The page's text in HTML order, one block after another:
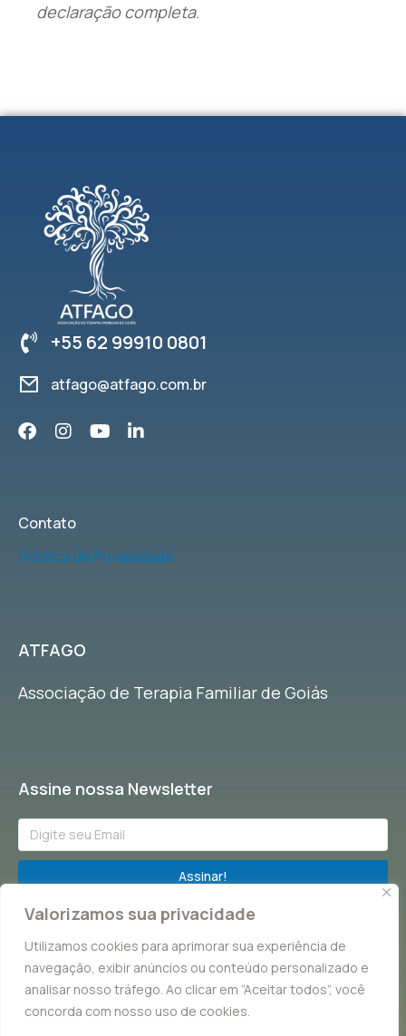
Valorizamos sua privacidade
Utilizamos cookies para aprimorar sua experiência de
navegação, exibir anúncios ou conteúdo personalizado e
analisar nosso tráfego. Ao clicar em “Aceitar todos”, você
concorda com nosso uso de cookies.
declaração completa.
+55 62 99910 0801
atfago@atfago.com.br
Contato
Política de Privacidade
ATFAGO
Associação de Terapia Familiar de Goiás
Assine nossa Newsletter
Assinar!
Fique por dentro de tudo que acontece na Terapia Familiar!